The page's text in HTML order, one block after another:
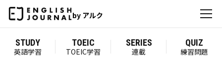
by アルク
STUDY
英語学習
TOEIC
TOEIC学習
SERIES
連載
QUIZ
練習問題